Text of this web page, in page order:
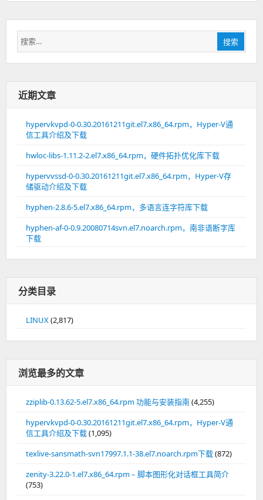
搜
索：
搜索
近期文章
hypervkvpd-0-0.30.20161211git.el7.x86_64.rpm，Hyper-V通
信工具介绍及下载
hwloc-libs-1.11.2-2.el7.x86_64.rpm，硬件拓扑优化库下载
hypervvssd-0-0.30.20161211git.el7.x86_64.rpm，Hyper-V存
储驱动介绍及下载
hyphen-2.8.6-5.el7.x86_64.rpm，多语言连字符库下载
hyphen-af-0-0.9.20080714svn.el7.noarch.rpm，南非语断字库
下载
分类目录
LINUX(2,817)
浏览最多的文章
zziplib-0.13.62-5.el7.x86_64.rpm 功能与安装指南(4,255)
hypervkvpd-0-0.30.20161211git.el7.x86_64.rpm，Hyper-V通
信工具介绍及下载(1,095)
texlive-sansmath-svn17997.1.1-38.el7.noarch.rpm下载(872)
zenity-3.22.0-1.el7.x86_64.rpm – 脚本图形化对话框工具简介
(753)